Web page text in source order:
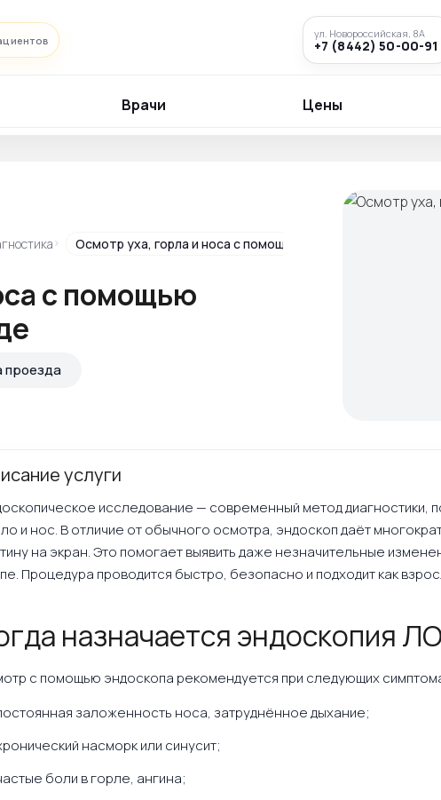
ул. Новороссийская, 8А
+7 (8442) 50-00-91
Врачи Цены
Осмотр уха, горла и носа с помощью эндоскопа в
с помощью
проезда
услуги
исследование — современный метод диагностики,
и нос. В отличие от обычного осмотра, эндоскоп даёт
на экран. Это помогает выявить даже незначительные
Процедура проводится быстро, безопасно и подходит как
назначается эндоскопия
с помощью эндоскопа рекомендуется при следующих
заложенность носа, затруднённое дыхание;
насморк или синусит;
боли в горле, ангина;